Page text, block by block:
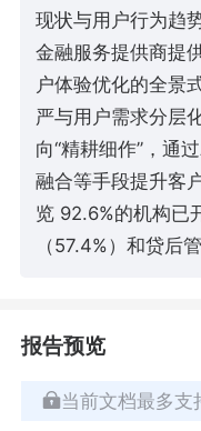
现状与用户行为趋
金融服务提供商提
户体验优化的全景
严与用户需求分层
向“精耕细作”，通
融合等手段提升客
览 92.6%的机构已
（57.4%）和贷后
报告预览
当前文档最多支